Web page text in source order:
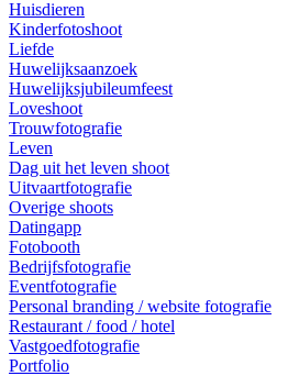
Huisdieren
Kinderfotoshoot
Liefde
Huwelijksaanzoek
Huwelijksjubileumfeest
Loveshoot
Trouwfotografie
Leven
Dag uit het leven shoot
Uitvaartfotografie
Overige shoots
Datingapp
Fotobooth
Bedrijfsfotografie
Eventfotografie
Personal branding / website fotografie
Restaurant / food / hotel
Vastgoedfotografie
Portfolio